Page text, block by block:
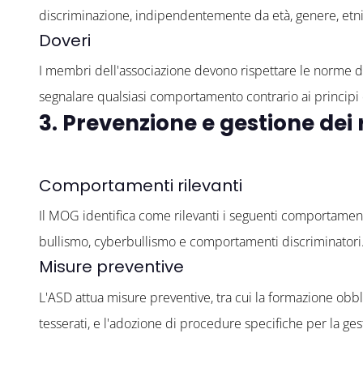
discriminazione, indipendentemente da età, genere,
Doveri
I membri dell'associazione devono rispettare le norme
segnalare qualsiasi comportamento contrario ai principi
3. Prevenzione e gestione dei
Comportamenti rilevanti
Il MOG identifica come rilevanti i seguenti
bullismo, cyberbullismo e comportamenti
Misure preventive
L'ASD attua misure preventive, tra cui la formazione
tesserati, e l'adozione di procedure specifiche per la